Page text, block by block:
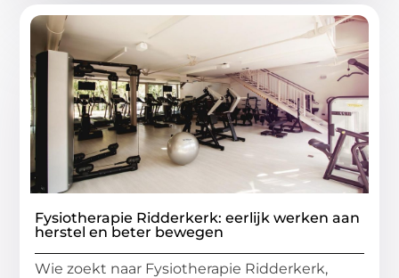
Fysiotherapie Ridderkerk: eerlijk werken aan
herstel en beter bewegen
Wie zoekt naar Fysiotherapie Ridderkerk,